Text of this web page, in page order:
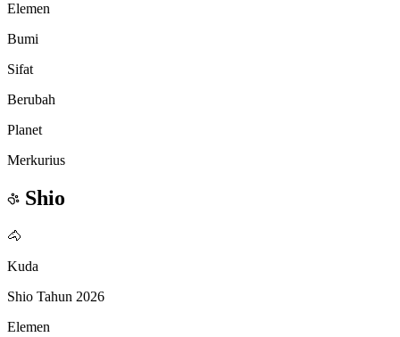
Elemen
Bumi
Sifat
Berubah
Planet
Merkurius
Shio
🐴
Kuda
Shio Tahun 2026
Elemen